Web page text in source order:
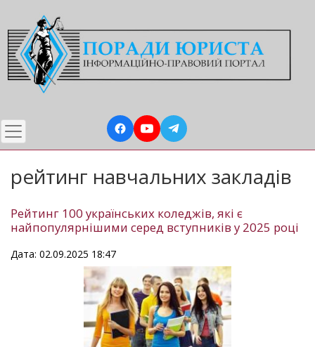
до
основного
вмісту
рейтинг навчальних закладів
Рейтинг 100 українських коледжів, які є
найпопулярнішими серед вступників у 2025 році
Дата: 02.09.2025 18:47